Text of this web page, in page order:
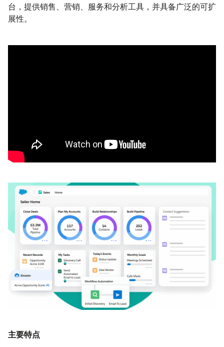
台，提供销售、营销、服务和分析工具，并具备广泛的可扩
展性。
主要特点